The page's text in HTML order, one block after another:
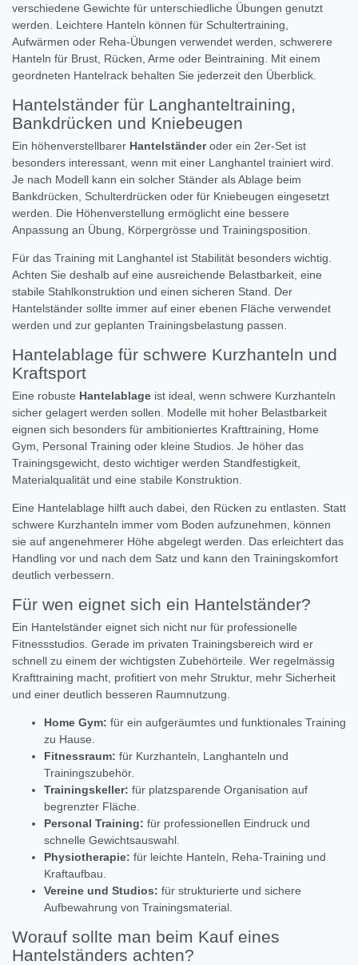
verschiedene Gewichte für unterschiedliche Übungen genutzt
werden. Leichtere Hanteln können für Schultertraining,
Aufwärmen oder Reha-Übungen verwendet werden, schwerere
Hanteln für Brust, Rücken, Arme oder Beintraining. Mit einem
geordneten Hantelrack behalten Sie jederzeit den Überblick.
Hantelständer für Langhanteltraining,
Bankdrücken und Kniebeugen
Ein höhenverstellbarer Hantelständeroder ein 2er-Set ist
besonders interessant, wenn mit einer Langhantel trainiert wird.
Je nach Modell kann ein solcher Ständer als Ablage beim
Bankdrücken, Schulterdrücken oder für Kniebeugen eingesetzt
werden. Die Höhenverstellung ermöglicht eine bessere
Anpassung an Übung, Körpergrösse und Trainingsposition.
Für das Training mit Langhantel ist Stabilität besonders wichtig.
Achten Sie deshalb auf eine ausreichende Belastbarkeit, eine
stabile Stahlkonstruktion und einen sicheren Stand. Der
Hantelständer sollte immer auf einer ebenen Fläche verwendet
werden und zur geplanten Trainingsbelastung passen.
Hantelablage für schwere Kurzhanteln und
Kraftsport
Eine robuste Hantelablage ist ideal, wenn schwere Kurzhanteln
sicher gelagert werden sollen. Modelle mit hoher Belastbarkeit
eignen sich besonders für ambitioniertes Krafttraining, Home
Gym, Personal Training oder kleine Studios. Je höher das
Trainingsgewicht, desto wichtiger werden Standfestigkeit,
Materialqualität und eine stabile Konstruktion.
Eine Hantelablage hilft auch dabei, den Rücken zu entlasten. Statt
schwere Kurzhanteln immer vom Boden aufzunehmen, können
sie auf angenehmerer Höhe abgelegt werden. Das erleichtert das
Handling vor und nach dem Satz und kann den Trainingskomfort
deutlich verbessern.
Für wen eignet sich ein Hantelständer?
Ein Hantelständer eignet sich nicht nur für professionelle
Fitnessstudios. Gerade im privaten Trainingsbereich wird er
schnell zu einem der wichtigsten Zubehörteile. Wer regelmässig
Krafttraining macht, profitiert von mehr Struktur, mehr Sicherheit
und einer deutlich besseren Raumnutzung.
Home Gym: für ein aufgeräumtes und funktionales Training
zu Hause.
Fitnessraum: für Kurzhanteln, Langhanteln und
Trainingszubehör.
Trainingskeller: für platzsparende Organisation auf
begrenzter Fläche.
Personal Training: für professionellen Eindruck und
schnelle Gewichtsauswahl.
Physiotherapie: für leichte Hanteln, Reha-Training und
Kraftaufbau.
Vereine und Studios: für strukturierte und sichere
Aufbewahrung von Trainingsmaterial.
Worauf sollte man beim Kauf eines
Hantelständers achten?